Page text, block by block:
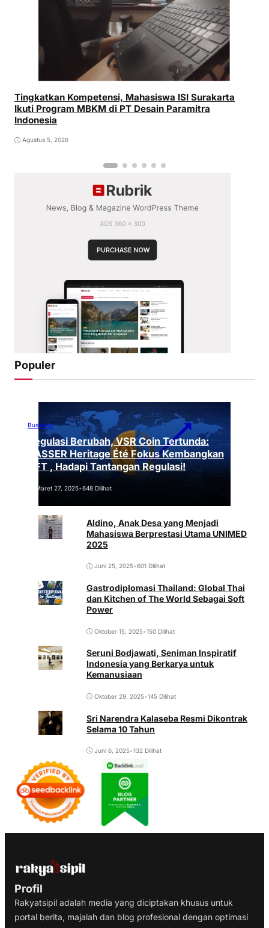
Tingkatkan Kompetensi, Mahasiswa ISI Surakarta
Ikuti Program MBKM di PT Desain Paramitra
Indonesia
Agustus 5, 2026
Populer
Business
Regulasi Berubah, VSR Coin Tertunda:
VASSER Heritage Été Fokus Kembangkan
NFT , Hadapi Tantangan Regulasi!
Maret 27, 2025•648 Dilihat
Aldino, Anak Desa yang Menjadi
Mahasiswa Berprestasi Utama UNIMED
2025
Juni 25, 2025•601 Dilihat
Gastrodiplomasi Thailand: Global Thai
dan Kitchen of The World Sebagai Soft
Power
Oktober 15, 2025•150 Dilihat
Seruni Bodjawati, Seniman Inspiratif
Indonesia yang Berkarya untuk
Kemanusiaan
Oktober 29, 2025•145 Dilihat
Sri Narendra Kalaseba Resmi Dikontrak
Selama 10 Tahun
Juni 6, 2025•132 Dilihat
Profil
Rakyatsipil adalah media yang diciptakan khusus untuk
portal berita, majalah dan blog profesional dengan optimasi